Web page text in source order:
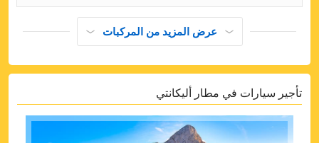
عرض المزيد من المركبات
تأجير سيارات في مطار أليكانتي